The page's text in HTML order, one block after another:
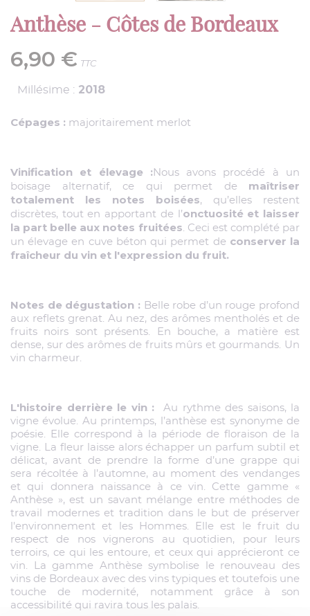
Anthèse - Côtes de Bordeaux
6,90 € TTC
Millésime : 2018
Cépages : majoritairement merlot
Vinification et élevage : Nous avons procédé à un
boisage alternatif, ce qui permet de maîtriser
totalement les notes boisées, qu’elles restent
discrètes, tout en apportant de l’onctuosité et laisser
la part belle aux notes fruitées. Ceci est complété par
un élevage en cuve béton qui permet de conserver la
fraîcheur du vin et l'expression du fruit.
Notes de dégustation : Belle robe d’un rouge profond
aux reflets grenat. Au nez, des arômes mentholés et de
fruits noirs sont présents. En bouche, a matière est
dense, sur des arômes de fruits mûrs et gourmands. Un
vin charmeur.
L'histoire derrière le vin :
Au rythme des saisons, la
vigne évolue. Au printemps, l’anthèse est synonyme de
poésie. Elle correspond à la période de floraison de la
vigne. La fleur laisse alors échapper un parfum subtil et
délicat, avant de prendre la forme d’une grappe qui
sera récoltée à l’automne, au moment des vendanges
et qui donnera naissance à ce vin. Cette gamme «
Anthèse », est un savant mélange entre méthodes de
travail modernes et tradition dans le but de préserver
l'environnement et les Hommes. Elle est le fruit du
respect de nos vignerons au quotidien, pour leurs
terroirs, ce qui les entoure, et ceux qui apprécieront ce
vin. La gamme Anthèse symbolise le renouveau des
vins de Bordeaux avec des vins typiques et toutefois une
touche de modernité, notamment grâce à son
accessibilité qui ravira tous les palais.